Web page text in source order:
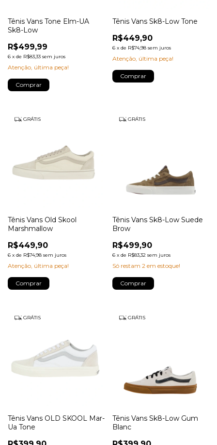
Tênis Vans Tone Elm-UA
Sk8-Low
R$499,99
6 x de R$83,33 sem juros
Atenção, última peça!
Comprar
Tênis Vans Sk8-Low Tone
R$449,90
6 x de R$74,98 sem juros
Atenção, última peça!
Comprar
GRÁTIS
Tênis Vans Old Skool
Marshmallow
R$449,90
6 x de R$74,98 sem juros
Atenção, última peça!
Comprar
GRÁTIS
Tênis Vans Sk8-Low Suede
Brow
R$499,90
6 x de R$83,32 sem juros
Só restam 2 em estoque!
Comprar
GRÁTIS
Tênis Vans OLD SKOOL Mar-
Ua Tone
GRÁTIS
Tênis Vans Sk8-Low Gum
Blanc